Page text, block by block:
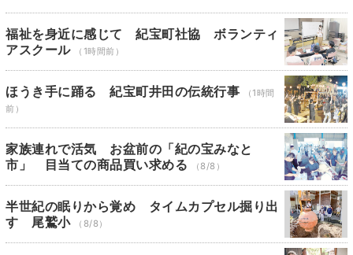
福祉を身近に感じて 紀宝町社協 ボランティ
アスクール
（1時間前）
ほうき手に踊る 紀宝町井田の伝統行事
（1時間
前）
家族連れで活気 お盆前の「紀の宝みなと
市」 目当ての商品買い求める
（8/8）
半世紀の眠りから覚め タイムカプセル掘り出
す 尾鷲小
（8/8）